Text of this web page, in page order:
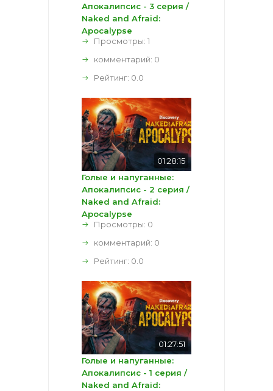
Апокалипсис - 3 серия /
Naked and Afraid:
Apocalypse
Просмотры: 1
комментарий: 0
Рейтинг: 0.0
01:28:15
Голые и напуганные:
Апокалипсис - 2 серия /
Naked and Afraid:
Apocalypse
Просмотры: 0
комментарий: 0
Рейтинг: 0.0
01:27:51
Голые и напуганные:
Апокалипсис - 1 серия /
Naked and Afraid: